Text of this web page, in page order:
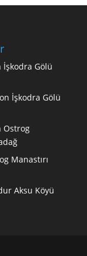
İşkodra Gölü
İşkodra Gölü
Ostrog
Manastırı
Aksu Köyü